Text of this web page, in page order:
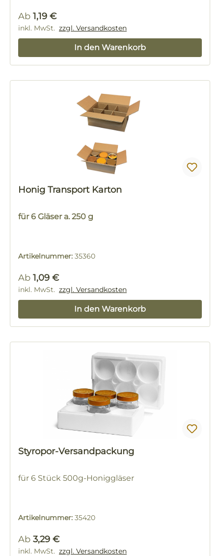
Regulärer Preis:
Ab 1,19 €
inkl. MwSt. zzgl. Versandkosten
In den Warenkorb
Honig Transport Karton
für 6 Gläser a. 250 g
Artikelnummer: 35360
Regulärer Preis:
Ab 1,09 €
inkl. MwSt. zzgl. Versandkosten
In den Warenkorb
Styropor-Versandpackung
für 6 Stück 500g-Honiggläser
Artikelnummer: 35420
Regulärer Preis:
Ab 3,29 €
inkl. MwSt. zzgl. Versandkosten